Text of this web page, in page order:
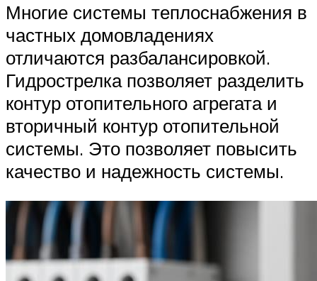
Многие системы теплоснабжения в
частных домовладениях
отличаются разбалансировкой.
Гидрострелка позволяет разделить
контур отопительного агрегата и
вторичный контур отопительной
системы. Это позволяет повысить
качество и надежность системы.